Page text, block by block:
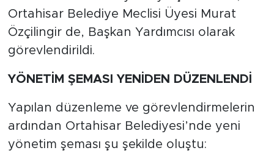
Ortahisar Belediye Meclisi Üyesi Murat
Özçilingir de, Başkan Yardımcısı olarak
görevlendirildi.
YÖNETİM ŞEMASI YENİDEN DÜZENLENDİ
Yapılan düzenleme ve görevlendirmelerin
ardından Ortahisar Belediyesi’nde yeni
yönetim şeması şu şekilde oluştu: